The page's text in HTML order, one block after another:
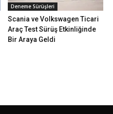
Deneme Sürüşleri
Scania ve Volkswagen Ticari
Araç Test Sürüş Etkinliğinde
Bir Araya Geldi